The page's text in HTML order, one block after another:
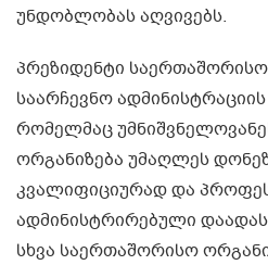
უნდობლობას აღვივებს.
პრეზიდენტი
საარჩევნო
რომელმაც
ორგანიზება უმაღლეს
კვალიფიციურად და
ადმინისტრირებული
სხვა საერთაშორისო